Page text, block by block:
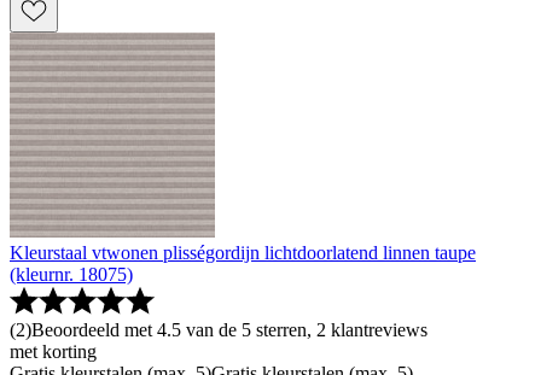
Kleurstaal vtwonen plisségordijn lichtdoorlatend linnen taupe
(kleurnr. 18075)
(2)Beoordeeld met 4.5 van de 5 sterren, 2 klantreviews
met korting